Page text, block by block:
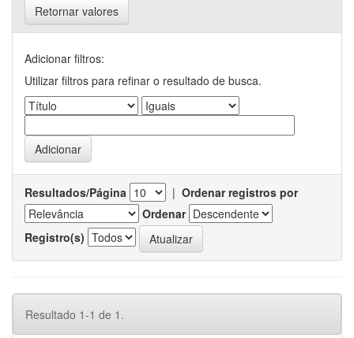
Retornar valores
Adicionar filtros:
Utilizar filtros para refinar o resultado de busca.
Resultados/Página | Ordenar registros por
Ordenar
Registro(s)
Resultado 1-1 de 1.